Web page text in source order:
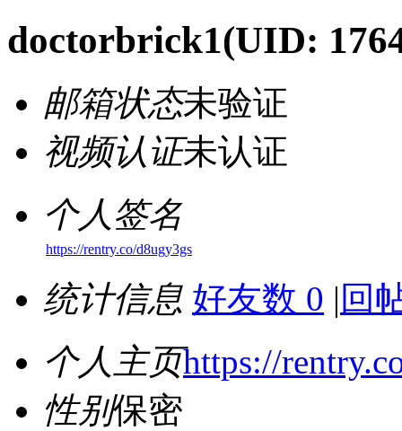
doctorbrick1(UID:
邮箱状态未验证
视频认证未认证
个人签名
https://rentry.co/d8ugy3gs
统计信息 好友数 0 | 回
个人主页https://
性别保密